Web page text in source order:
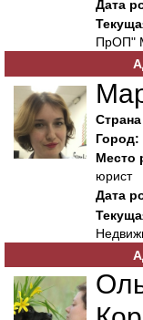
Дата
ПрОП"
Город:
Место
юрист
Дата